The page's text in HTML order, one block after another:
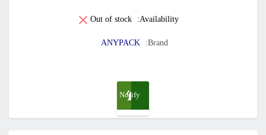
Availability:
Out of stock
Brand:
ANYPACK
Notify